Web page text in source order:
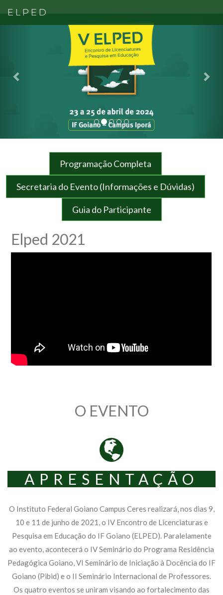
ELPED
Previous
Programação Completa
Secretaria do Evento (Informações e Dúvidas)
Guia do Participante
Elped 2021
O EVENTO
APRESENTAÇÃO
O Instituto Federal Goiano Campus Ceres realizará, nos dias 9,
10 e 11 de junho de 2021, o IV Encontro de Licenciaturas e
Pesquisa em Educação do IF Goiano (ELPED). Paralelamente
ao evento, acontecerá o IV Seminário do Programa Residência
Pedagógica Goiano, VI Seminário de Iniciação à Docência do IF
Goiano (Pibid) e o II Seminário Internacional de Professores.
Os quatro eventos se uniram visando ao fortalecimento das